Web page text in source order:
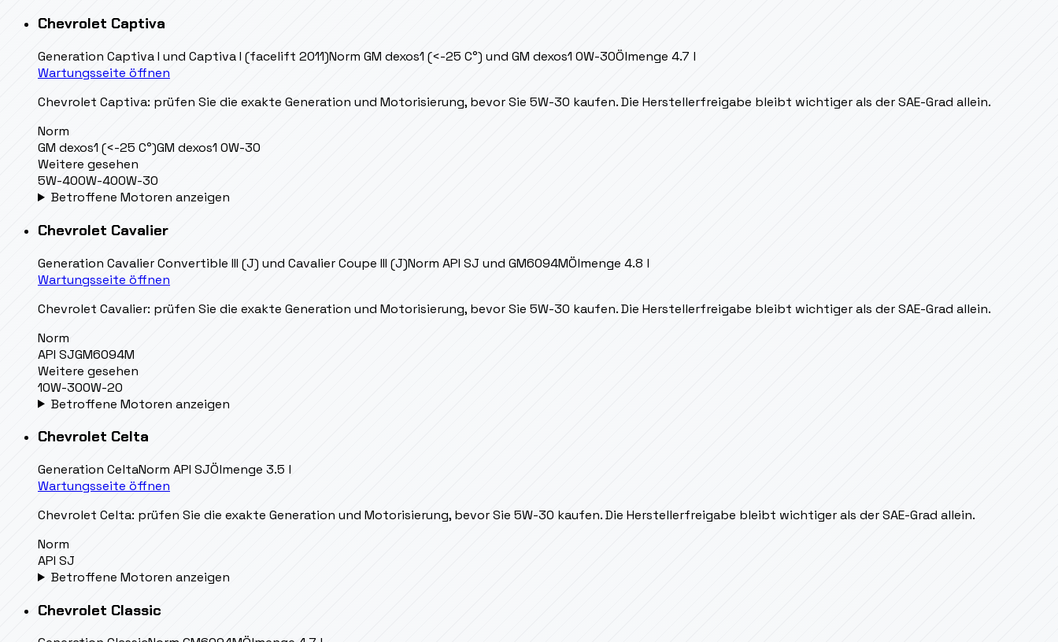
Chevrolet Captiva
Generation Captiva I und Captiva I (facelift 2011)Norm GM dexos1 (<-25 C°) und GM dexos1 0W-30Ölmenge 4.7 l
Wartungsseite öffnen
Chevrolet Captiva: prüfen Sie die exakte Generation und Motorisierung, bevor Sie 5W-30 kaufen. Die Herstellerfreigabe bleibt wichtiger als der SAE-Grad allein.
Norm
GM dexos1 (<-25 C°)GM dexos1 0W-30
Weitere gesehen
5W-400W-400W-30
Betroffene Motoren anzeigen
Chevrolet Cavalier
Generation Cavalier Convertible III (J) und Cavalier Coupe III (J)Norm API SJ und GM6094MÖlmenge 4.8 l
Wartungsseite öffnen
Chevrolet Cavalier: prüfen Sie die exakte Generation und Motorisierung, bevor Sie 5W-30 kaufen. Die Herstellerfreigabe bleibt wichtiger als der SAE-Grad allein.
Norm
API SJGM6094M
Weitere gesehen
10W-300W-20
Betroffene Motoren anzeigen
Chevrolet Celta
Generation CeltaNorm API SJÖlmenge 3.5 l
Wartungsseite öffnen
Chevrolet Celta: prüfen Sie die exakte Generation und Motorisierung, bevor Sie 5W-30 kaufen. Die Herstellerfreigabe bleibt wichtiger als der SAE-Grad allein.
Norm
API SJ
Betroffene Motoren anzeigen
Chevrolet Classic